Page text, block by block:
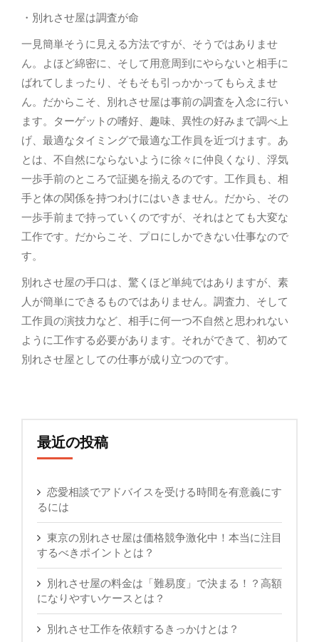
・別れさせ屋は調査が命
一見簡単そうに見える方法ですが、そうではありませ
ん。よほど綿密に、そして用意周到にやらないと相手に
ばれてしまったり、そもそも引っかかってもらえませ
ん。だからこそ、別れさせ屋は事前の調査を入念に行い
ます。ターゲットの嗜好、趣味、異性の好みまで調べ上
げ、最適なタイミングで最適な工作員を近づけます。あ
とは、不自然にならないように徐々に仲良くなり、浮気
一歩手前のところで証拠を揃えるのです。工作員も、相
手と体の関係を持つわけにはいきません。だから、その
一歩手前まで持っていくのですが、それはとても大変な
工作です。だからこそ、プロにしかできない仕事なので
す。
別れさせ屋の手口は、驚くほど単純ではありますが、素
人が簡単にできるものではありません。調査力、そして
工作員の演技力など、相手に何一つ不自然と思われない
ように工作する必要があります。それができて、初めて
別れさせ屋としての仕事が成り立つのです。
最近の投稿
恋愛相談でアドバイスを受ける時間を有意義にす
るには
東京の別れさせ屋は価格競争激化中！本当に注目
するべきポイントとは？
別れさせ屋の料金は「難易度」で決まる！？高額
になりやすいケースとは？
別れさせ工作を依頼するきっかけとは？